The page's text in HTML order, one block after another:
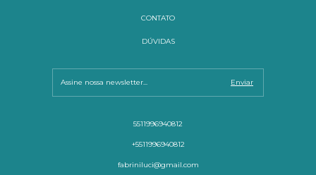
CONTATO
DÚVIDAS
5511996940812
+5511996940812
fabriniluci@gmail.com